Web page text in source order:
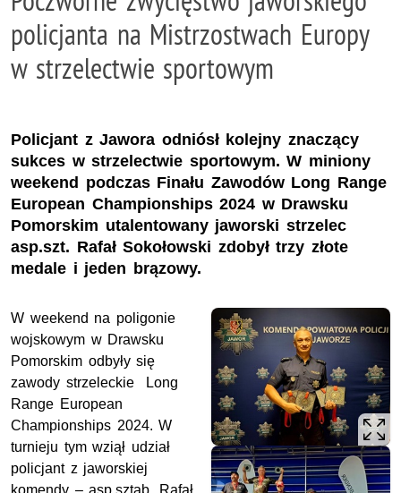
policjanta na Mistrzostwach Europy
w strzelectwie sportowym
Policjant z Jawora odniósł kolejny znaczący
sukces w strzelectwie sportowym. W miniony
weekend podczas Finału Zawodów Long Range
European Championships 2024 w Drawsku
Pomorskim utalentowany jaworski strzelec
asp.szt. Rafał Sokołowski zdobył trzy złote
medale i jeden brązowy.
W weekend na poligonie
wojskowym w Drawsku
Pomorskim odbyły się
zawody strzeleckie Long
Range European
Championships 2024. W
turnieju tym wziął udział
policjant z jaworskiej